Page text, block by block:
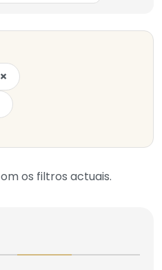
×
os filtros actuais.